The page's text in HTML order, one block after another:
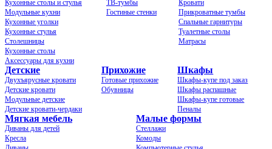
Кухонные столы и стулья
Модульные кухни
Кухонные уголки
Кухонные стулья
Столешницы
Кухонные столы
Аксессуары для кухни
ТВ-тумбы
Гостиные стенки
Кровати
Прикроватные тумбы
Спальные гарнитуры
Туалетные столы
Матрасы
Детские
Двухъярусные кровати
Детские кровати
Модульные детские
Детские кровати-чердаки
Прихожие
Готовые прихожие
Обувницы
Шкафы
Шкафы-купе под заказ
Шкафы распашные
Шкафы-купе готовые
Пеналы
Мягкая мебель
Диваны для детей
Кресла
Малые формы
Стеллажи
Комоды